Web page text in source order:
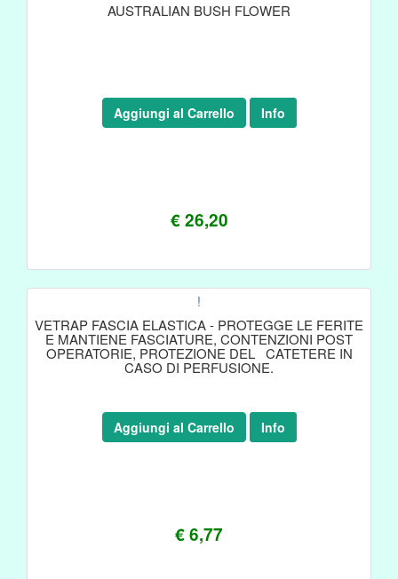
AUSTRALIAN BUSH FLOWER
€ 26,20
Aggiungi al Carrello Info
!
VETRAP FASCIA ELASTICA - PROTEGGE LE FERITE
E MANTIENE FASCIATURE, CONTENZIONI POST
OPERATORIE, PROTEZIONE DEL CATETERE IN
CASO DI PERFUSIONE.
€ 6,77
Aggiungi al Carrello Info